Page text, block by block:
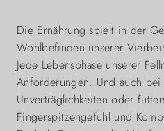
Die Ernährung spielt in der
Wohlbefinden unserer
Jede Lebensphase unserer
Anforderungen. Und auch
Unverträglichkeiten oder
Fingerspitzengefühl und